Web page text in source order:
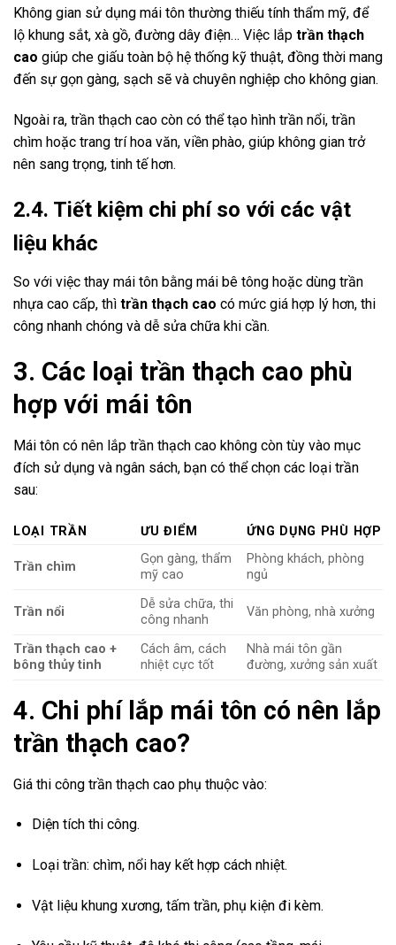
Không gian sử dụng mái tôn thường thiếu tính thẩm mỹ, để
lộ khung sắt, xà gồ, đường dây điện… Việc lắp trần thạch
cao giúp che giấu toàn bộ hệ thống kỹ thuật, đồng thời mang
đến sự gọn gàng, sạch sẽ và chuyên nghiệp cho không gian.
Ngoài ra, trần thạch cao còn có thể tạo hình trần nổi, trần
chìm hoặc trang trí hoa văn, viền phào, giúp không gian trở
nên sang trọng, tinh tế hơn.
2.4. Tiết kiệm chi phí so với các vật
liệu khác
So với việc thay mái tôn bằng mái bê tông hoặc dùng trần
nhựa cao cấp, thì trần thạch cao có mức giá hợp lý hơn, thi
công nhanh chóng và dễ sửa chữa khi cần.
3. Các loại trần thạch cao phù
hợp với mái tôn
Mái tôn có nên lắp trần thạch cao không còn tùy vào mục
đích sử dụng và ngân sách, bạn có thể chọn các loại trần
sau:
LOẠI TRẦN ƯU ĐIỂM ỨNG DỤNG PHÙ HỢP
Trần chìm
Gọn gàng, thẩm
mỹ cao
Phòng khách, phòng
ngủ
Trần nổi
Dễ sửa chữa, thi
công nhanh
Văn phòng, nhà xưởng
Trần thạch cao +
bông thủy tinh
Cách âm, cách
nhiệt cực tốt
Nhà mái tôn gần
đường, xưởng sản xuất
4. Chi phí lắp mái tôn có nên lắp
trần thạch cao?
Giá thi công trần thạch cao phụ thuộc vào:
Diện tích thi công.
Loại trần: chìm, nổi hay kết hợp cách nhiệt.
Vật liệu khung xương, tấm trần, phụ kiện đi kèm.